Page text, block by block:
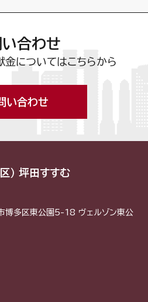
合わせ
金についてはこちらから
い合わせ
） 坪田すすむ
多区東公園5-18 ヴェルゾン東公